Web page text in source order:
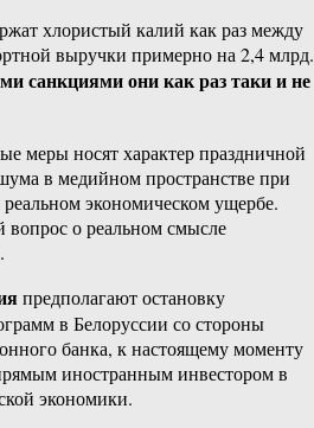
хлористый калий как раз между
выручки примерно на 2,4 млрд.
санкциями они как раз таки и не
меры носят характер праздничной
в медийном пространстве при
экономическом ущербе.
о реальном смысле
предполагают остановку
в Белоруссии со стороны
банка, к настоящему моменту
иностранным инвестором в
экономики.